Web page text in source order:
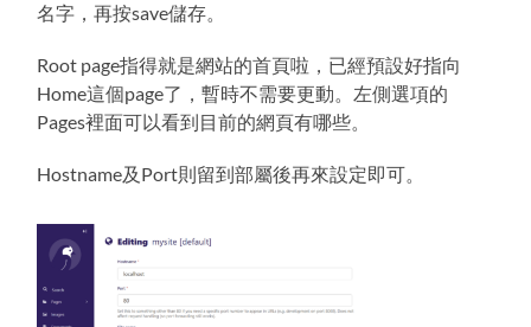
名字，再按save儲存。
Root page指得就是網站的首頁啦，已經預設好指向
Home這個page了，暫時不需要更動。左側選項的
Pages裡面可以看到目前的網頁有哪些。
Hostname及Port則留到部屬後再來設定即可。